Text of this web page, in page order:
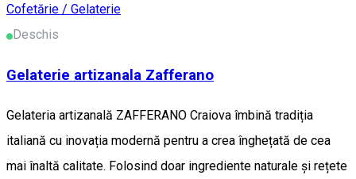
Cofetărie / Gelaterie
Deschis
Gelaterie artizanala Zafferano
Gelateria artizanală ZAFFERANO Craiova îmbină tradiția
italiană cu inovația modernă pentru a crea înghețată de cea
mai înaltă calitate. Folosind doar ingrediente naturale și rețete